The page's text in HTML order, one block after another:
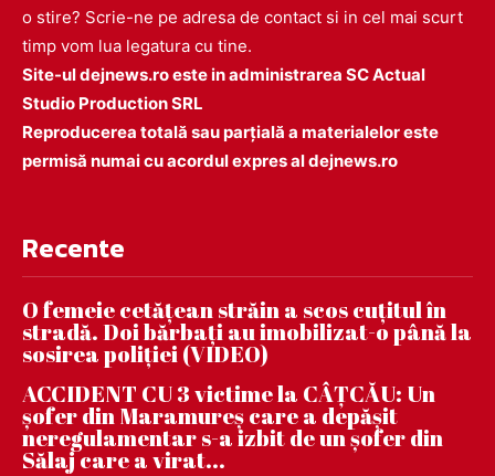
o stire? Scrie-ne pe adresa de contact si in cel mai scurt
timp vom lua legatura cu tine.
Site-ul dejnews.ro este in administrarea SC Actual
Studio Production SRL
Reproducerea totală sau parțială a materialelor este
permisă numai cu acordul expres al dejnews.ro
Recente
O femeie cetățean străin a scos cuțitul în
stradă. Doi bărbați au imobilizat-o până la
sosirea poliției (VIDEO)
ACCIDENT CU 3 victime la CÂȚCĂU: Un
șofer din Maramureș care a depășit
neregulamentar s-a izbit de un șofer din
Sălaj care a virat...